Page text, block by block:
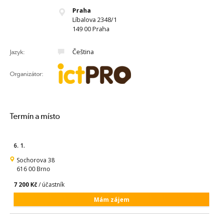
Praha
Líbalova 2348/1
149 00 Praha
Jazyk: Čeština
Organizátor:
Termín a místo
6. 1.
Sochorova 38
616 00 Brno
7 200 Kč/ účastník
Mám zájem